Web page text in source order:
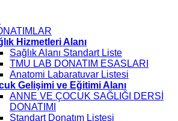
Hizmetleri Alanı
Sağlık Alanı Standart Liste
TMU LAB DONATIM ESASLARI
Anatomi Labaratuvar Listesi
Gelişimi ve Eğitimi Alanı
ANNE VE ÇOCUK SAĞLIĞI DERSİ
DONATIMI
Standart Donatım Listesi